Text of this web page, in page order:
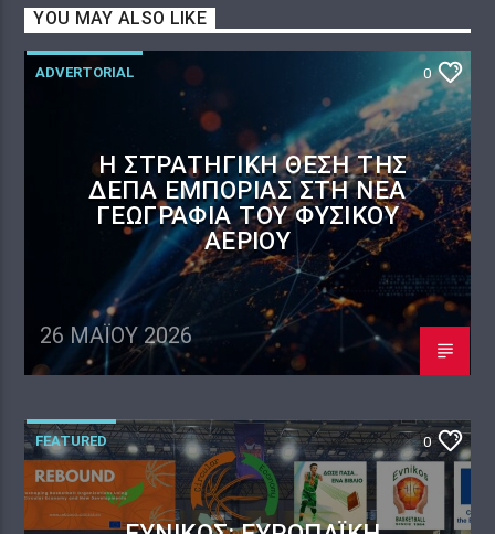
YOU MAY ALSO LIKE
ADVERTORIAL 0
Η ΣΤΡΑΤΗΓΙΚΉ ΘΈΣΗ ΤΗΣ
ΔΕΠΑ ΕΜΠΟΡΊΑΣ ΣΤΗ ΝΈΑ
ΓΕΩΓΡΑΦΊΑ ΤΟΥ ΦΥΣΙΚΟΎ
ΑΕΡΊΟΥ
26 ΜΑΪ́ΟΥ 2026
FEATURED 0